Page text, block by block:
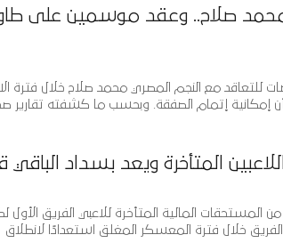
صلاح.. وعقد موسمين على
للتعاقد مع النجم المصري محمد صلاح خلال فترة
إمكانية إتمام الصفقة. وبحسب ما كشفته تقارير
المتأخرة ويعد بسداد الباقي
المستحقات المالية المتأخرة للاعبي الفريق الأول
خلال فترة المعسكر المغلق استعدادًا لانطلاق